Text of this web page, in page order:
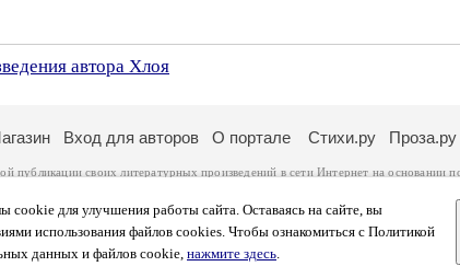
автора Хлоя
cookie для улучшения работы сайта. Оставаясь на сайте, вы
использования файлов cookies. Чтобы ознакомиться с Политикой
данных и файлов cookie, нажмите здесь.
Вход для авторов О портале Стихи.ру Проза.ру
публикации своих литературных произведений в сети Интернет на основании
. Перепечатка произведений возможна только с согласия его автора, к
самостоятельно на основании
законодательства
данных. Вы также можете посмотреть более подробнуюинформацию о портале
которые в общей сумме просматривают более двух миллионов
по две цифры: количество просмотров и количество посетителей.